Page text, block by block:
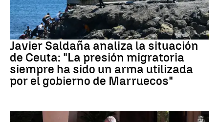
Crisis migratoria Ceuta
Javier Saldaña analiza la situación
de Ceuta: "La presión migratoria
siempre ha sido un arma utilizada
por el gobierno de Marruecos"